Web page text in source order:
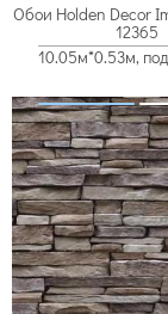
Обои Holden Decor
12365
10.05м*0.53м,